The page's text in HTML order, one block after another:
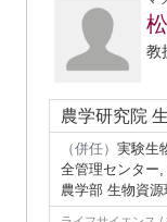
教
農学研究院
（併任） 実験生
全管理センター
農学部 生物資